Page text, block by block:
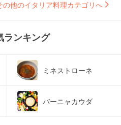
の他のイタリア料理カテゴリへ
ランキング
ミネストローネ
バーニャカウダ